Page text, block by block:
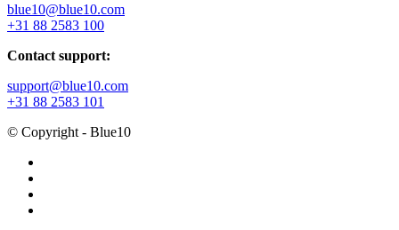
blue10@blue10.com
+31 88 2583 100
Contact support:
support@blue10.com
+31 88 2583 101
© Copyright - Blue10